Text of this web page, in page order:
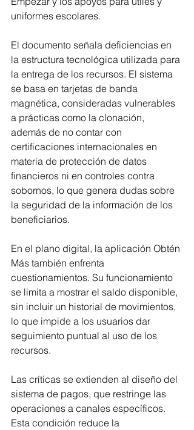
uniformes escolares.
El documento señala deficiencias en
la estructura tecnológica utilizada para
la entrega de los recursos. El sistema
se basa en tarjetas de banda
magnética, consideradas vulnerables
a prácticas como la clonación,
además de no contar con
certificaciones internacionales en
materia de protección de datos
financieros ni en controles contra
sobornos, lo que genera dudas sobre
la seguridad de la información de los
beneficiarios.
En el plano digital, la aplicación Obtén
Más también enfrenta
cuestionamientos. Su funcionamiento
se limita a mostrar el saldo disponible,
sin incluir un historial de movimientos,
lo que impide a los usuarios dar
seguimiento puntual al uso de los
recursos.
Las críticas se extienden al diseño del
sistema de pagos, que restringe las
operaciones a canales específicos.
Esta condición reduce la